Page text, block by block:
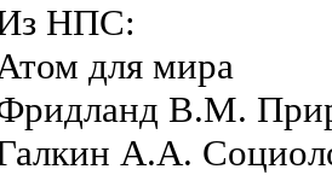
НПС:
для мира
В.М.
А.А.